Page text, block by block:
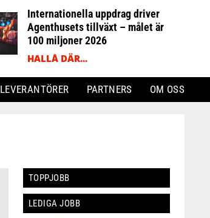
Internationella uppdrag driver
Agenthusets tillväxt – målet är
100 miljoner 2026
HALLÅ DÄR...
LEVERANTÖRER PARTNERS OM OSS
TOPPJOBB
LEDIGA JOBB